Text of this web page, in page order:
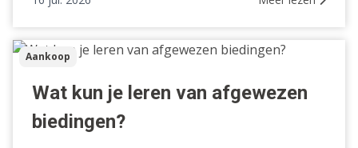
Wat
van
Aankoop
Wat kun je leren van afgewezen
biedingen?